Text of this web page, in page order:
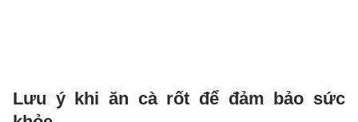
Lưu ý khi ăn cà rốt để đảm bảo sức